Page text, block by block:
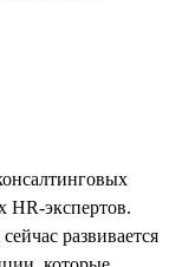
HR-экспертов.
развивается